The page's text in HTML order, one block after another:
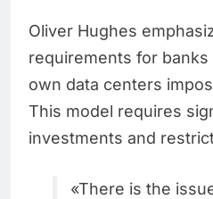
Oliver Hughes
requirements for
own data centers
This model requires
investments and
«There is the